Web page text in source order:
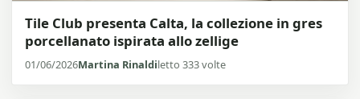
Tile Club presenta Calta, la collezione in gres
porcellanato ispirata allo zellige
01/06/2026Martina Rinaldiletto 333 volte